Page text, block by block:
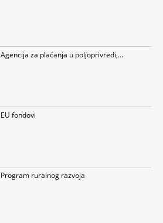
Agencija za plaćanja u poljoprivredi,...
EU fondovi
Program ruralnog razvoja